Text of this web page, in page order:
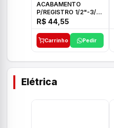
ACABAMENTO
P/REGISTRO 1/2"-3/4"
E 1"C21.PQ DECA
R$ 44,55
Carrinho Pedir
Elétrica